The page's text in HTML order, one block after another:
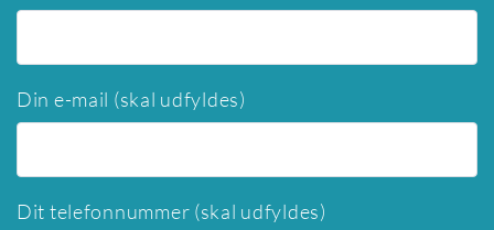
Din e-mail (skal udfyldes)
Dit telefonnummer (skal udfyldes)